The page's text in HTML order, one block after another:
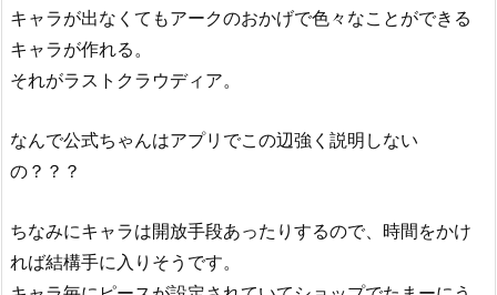
キャラが出なくてもアークのおかげで色々なことができる
キャラが作れる。
それがラストクラウディア。
なんで公式ちゃんはアプリでこの辺強く説明しない
の？？？
ちなみにキャラは開放手段あったりするので、時間をかけ
れば結構手に入りそうです。